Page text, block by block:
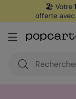
🏖️ Votre
offerte